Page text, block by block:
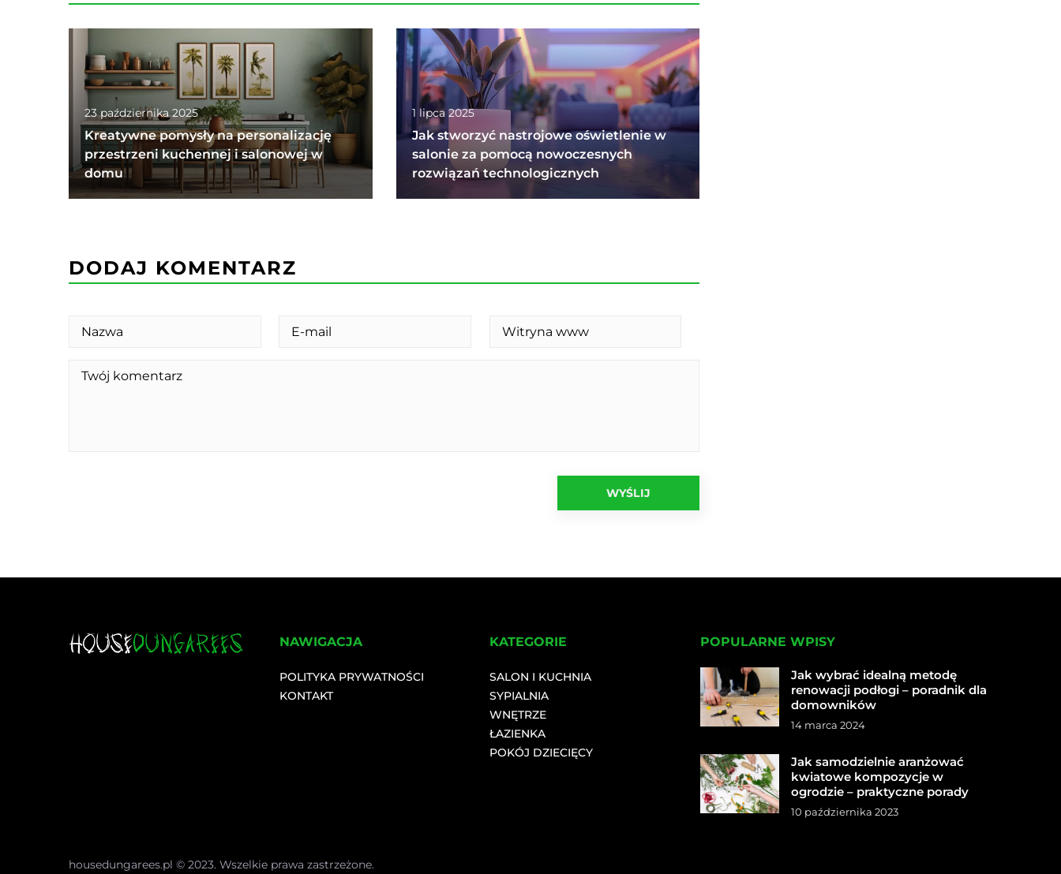
23 października 2025
Kreatywne pomysły na personalizację
przestrzeni kuchennej i salonowej w
domu
1 lipca 2025
Jak stworzyć nastrojowe oświetlenie w
salonie za pomocą nowoczesnych
rozwiązań technologicznych
DODAJ KOMENTARZ
NAWIGACJA
POLITYKA PRYWATNOŚCI
KONTAKT
KATEGORIE
SALON I KUCHNIA
SYPIALNIA
WNĘTRZE
ŁAZIENKA
POKÓJ DZIECIĘCY
POPULARNE WPISY
Jak wybrać idealną metodę
renowacji podłogi – poradnik dla
domowników
14 marca 2024
Jak samodzielnie aranżować
kwiatowe kompozycje w
ogrodzie – praktyczne porady
10 października 2023
housedungarees.pl © 2023. Wszelkie prawa zastrzeżone.